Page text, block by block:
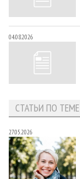
04.08.2026
СТАТЬИ ПО ТЕМЕ
27.05.2026